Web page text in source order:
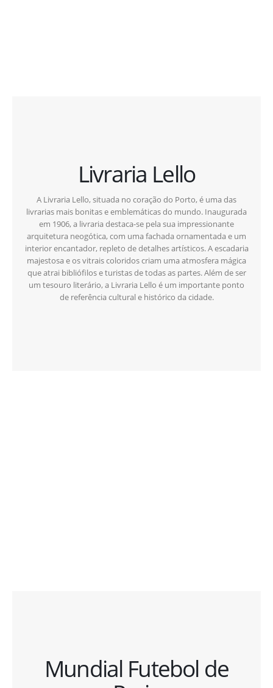
Livraria Lello
A Livraria Lello, situada no coração do Porto, é uma das
livrarias mais bonitas e emblemáticas do mundo. Inaugurada
em 1906, a livraria destaca-se pela sua impressionante
arquitetura neogótica, com uma fachada ornamentada e um
interior encantador, repleto de detalhes artísticos. A escadaria
majestosa e os vitrais coloridos criam uma atmosfera mágica
que atrai bibliófilos e turistas de todas as partes. Além de ser
um tesouro literário, a Livraria Lello é um importante ponto
de referência cultural e histórico da cidade.
Mundial Futebol de